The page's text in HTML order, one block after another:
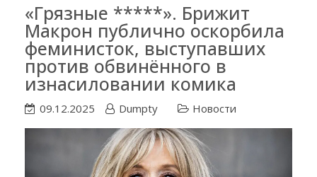
«Грязные *****». Брижит
Макрон публично оскорбила
феминисток, выступавших
против обвинённого в
изнасиловании комика
09.12.2025 Dumpty Новости